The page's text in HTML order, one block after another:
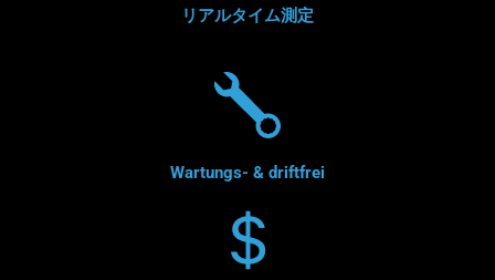
リアルタイム測定
Wartungs- & driftfrei